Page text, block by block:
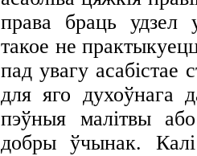
права браць удзел
такое не
пад увагу асабістае
для яго духоўнага
пэўныя малітвы
добры ўчынак.